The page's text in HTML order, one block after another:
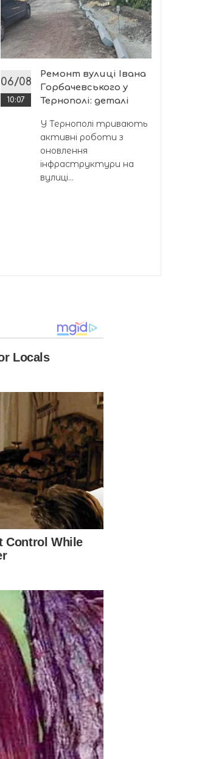
06/08
10:07
Ремонт вулиці Івана
Горбачевського у
Тернополі: деталі
У Тернополі тривають
активні роботи з
оновлення
інфраструктури на
вулиці...